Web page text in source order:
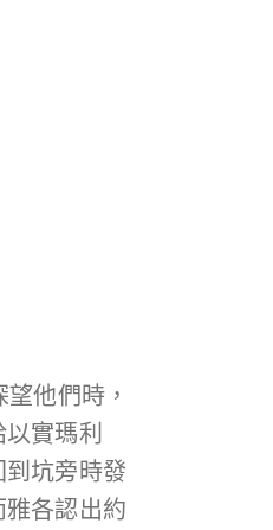
他們時，
實瑪利
坑旁時發
各認出約